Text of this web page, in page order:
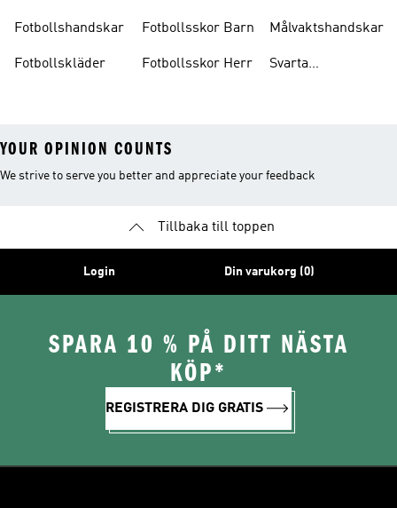
Fotbollshandskar
Fotbollskläder
Fotbollsskor Barn
Fotbollsskor Herr
Målvaktshandskar
Svarta
YOUR OPINION COUNTS
We strive to serve you better and appreciate your feedback
Tillbaka till toppen
Login Din varukorg (0)
SPARA 10 % PÅ DITT NÄSTA
KÖP*
REGISTRERA DIG GRATIS